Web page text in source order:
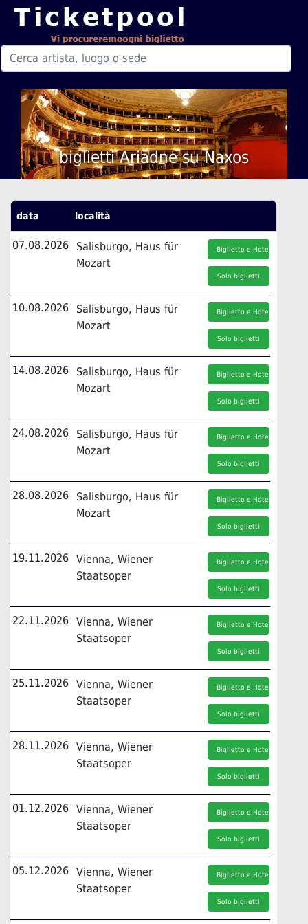
biglietti Ariadne su Naxos
data località
07.08.2026
Salisburgo, Haus für
Mozart
Biglietto e Hotel
Solo biglietti
10.08.2026
Salisburgo, Haus für
Mozart
Biglietto e Hotel
Solo biglietti
14.08.2026
Salisburgo, Haus für
Mozart
Biglietto e Hotel
Solo biglietti
24.08.2026
Salisburgo, Haus für
Mozart
Biglietto e Hotel
Solo biglietti
28.08.2026
Salisburgo, Haus für
Mozart
Biglietto e Hotel
Solo biglietti
19.11.2026 Vienna, Wiener
Staatsoper
Biglietto e Hotel
Solo biglietti
22.11.2026 Vienna, Wiener
Staatsoper
Biglietto e Hotel
Solo biglietti
25.11.2026 Vienna, Wiener
Staatsoper
Biglietto e Hotel
Solo biglietti
28.11.2026 Vienna, Wiener
Staatsoper
Biglietto e Hotel
Solo biglietti
01.12.2026 Vienna, Wiener
Staatsoper
Biglietto e Hotel
Solo biglietti
05.12.2026 Vienna, Wiener
Staatsoper
Biglietto e Hotel
Solo biglietti